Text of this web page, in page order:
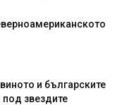
и българските
звездите